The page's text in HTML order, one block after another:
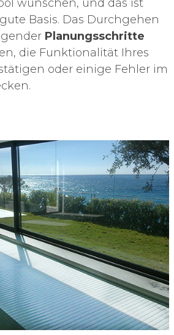
wünschen, und das ist
Basis. Das Durchgehen
Planungsschritte
die Funktionalität Ihres
oder einige Fehler im